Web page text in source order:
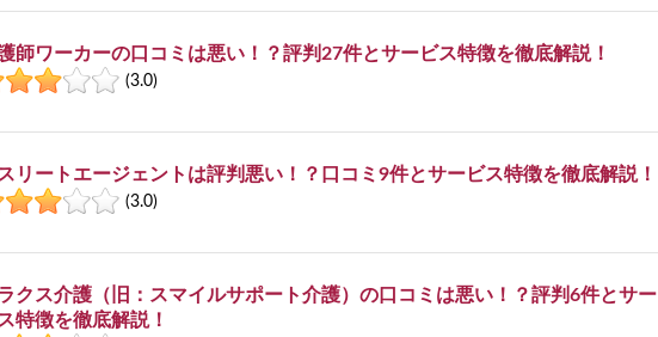
師ワーカーの口コミは悪い！？評判27件とサービス特徴を徹底解説！
(3.0)
リートエージェントは評判悪い！？口コミ9件とサービス特徴を徹底解説！
(3.0)
クス介護（旧：スマイルサポート介護）の口コミは悪い！？評判6件とサー
特徴を徹底解説！